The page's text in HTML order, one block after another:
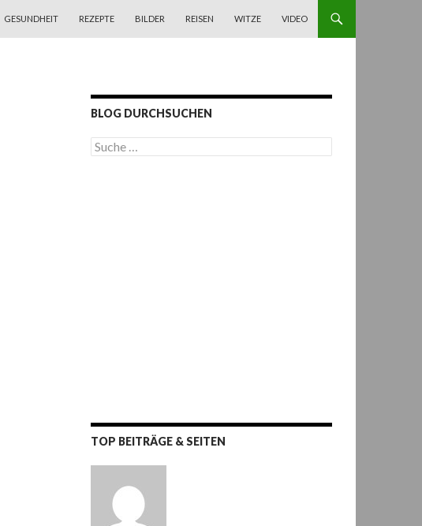
GESUNDHEIT REZEPTE BILDER REISEN WITZE VIDEO
BLOG DURCHSUCHEN
S
u
TOP BEITRÄGE & SEITEN